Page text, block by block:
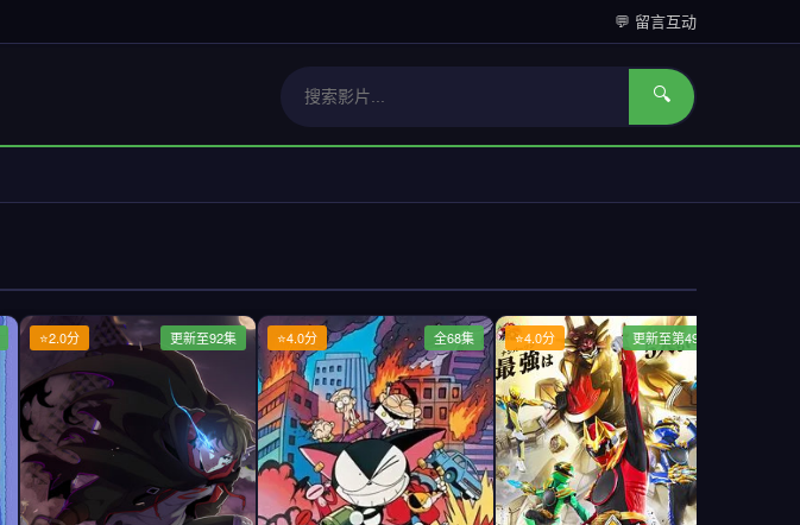
💬 留言互动
🔍
更新至92集
⭐2.0分 全68集
⭐4.0分 更新至第49集
⭐4.0分